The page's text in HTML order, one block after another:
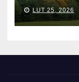
LUT 25, 2026